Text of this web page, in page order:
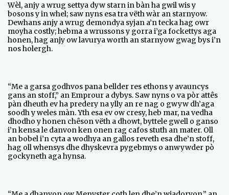
Wèl, anjy a wrug settya dyw starn in bàn ha gwil wis y
bosons y in whel; saw nyns esa tra vëth wàr an starnyow.
Dewhans anjy a wrug demondya syjan a’n tecka hag owr
moyha costly; hebma a wrussons y gorra i’ga fockettys aga
honen, hag anjy ow lavurya worth an starnyow gwag bys i’n
nos holergh.
“Me a garsa godhvos pana bellder res ethons y avauncys
gans an stoff,” an Emprour a dybys. Saw nyns o va pòr attês
pàn dheuth ev ha predery na ylly an re nag o gwyw dh’aga
soodh y weles màn. Yth esa ev ow cresy, heb mar, na vedha
dhodho y honen chêson vëth a dhowt, byttele gwell o ganso
i’n kensa le danvon ken onen rag cafos stuth an mater. Oll
an bobel i’n cyta a wodhya an gallos reveth esa dhe’n stoff,
hag oll whensys dhe dhyskevra pygebmys o anwywder pò
gockyneth aga hynsa.